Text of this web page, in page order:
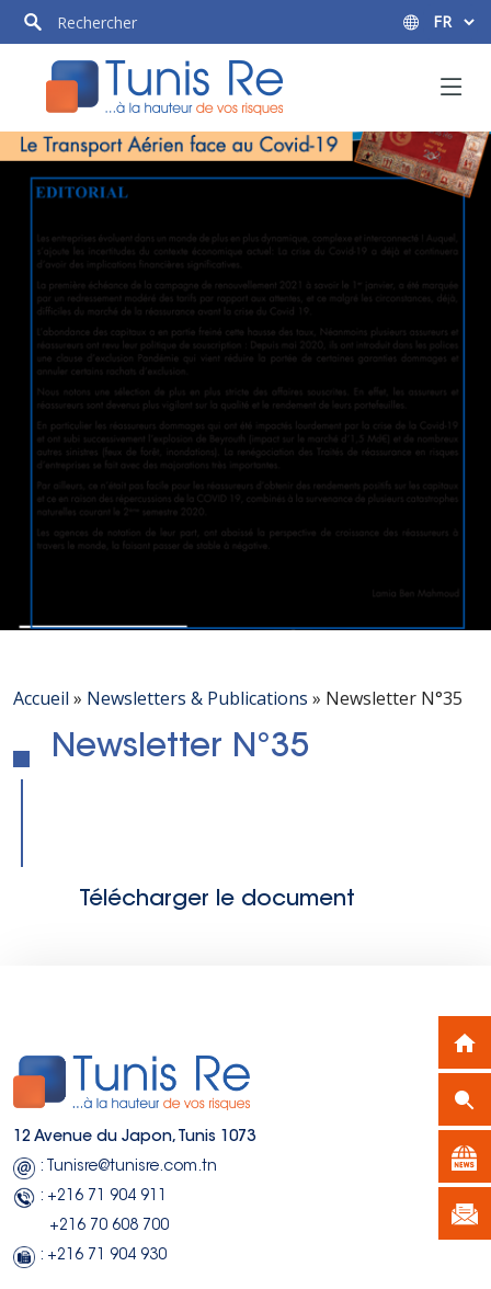
Accueil » Newsletters & Publications » Newsletter N°35
Newsletter N°35
Télécharger le document
12 Avenue du Japon, Tunis 1073
: Tunisre@tunisre.com.tn
: +216 71 904 911
+216 70 608 700
: +216 71 904 930